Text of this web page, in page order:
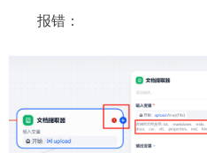
报错：